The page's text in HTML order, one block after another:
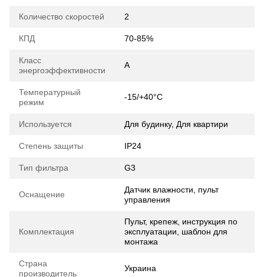
Количество скоростей 2
КПД 70-85%
Класс
энергоэффективности
A
Температурный
режим
-15/+40°C
Используется Для будинку, Для квартири
Степень защиты IP24
Тип фильтра G3
Оснащение
Датчик влажности, пульт
управления
Комплектация
Пульт, крепеж, инструкция по
эксплуатации, шаблон для
монтажа
Страна
производитель
Украина